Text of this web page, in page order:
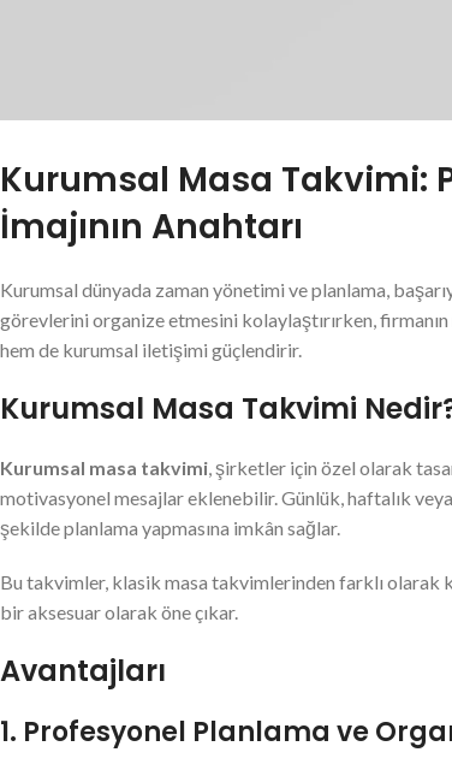
Kurumsal Masa Takvimi:
İmajının Anahtarı
Kurumsal dünyada zaman yönetimi ve planlama,
görevlerini organize etmesini kolaylaştırırken,
hem de kurumsal iletişimi güçlendirir.
Kurumsal Masa Takvimi
Kurumsal masa takvimi , şirketler için özel olarak
motivasyonel mesajlar eklenebilir. Günlük, haftalık
şekilde planlama yapmasına imkân sağlar.
Bu takvimler, klasik masa takvimlerinden farklı olarak
bir aksesuar olarak öne çıkar.
Avantajları
1. Profesyonel Planlama ve